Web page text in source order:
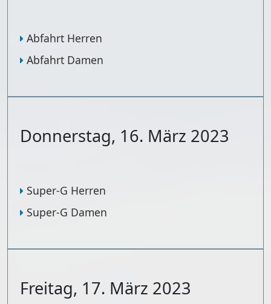
Abfahrt Herren
Abfahrt Damen
Donnerstag, 16. März 2023
Super-G Herren
Super-G Damen
Freitag, 17. März 2023